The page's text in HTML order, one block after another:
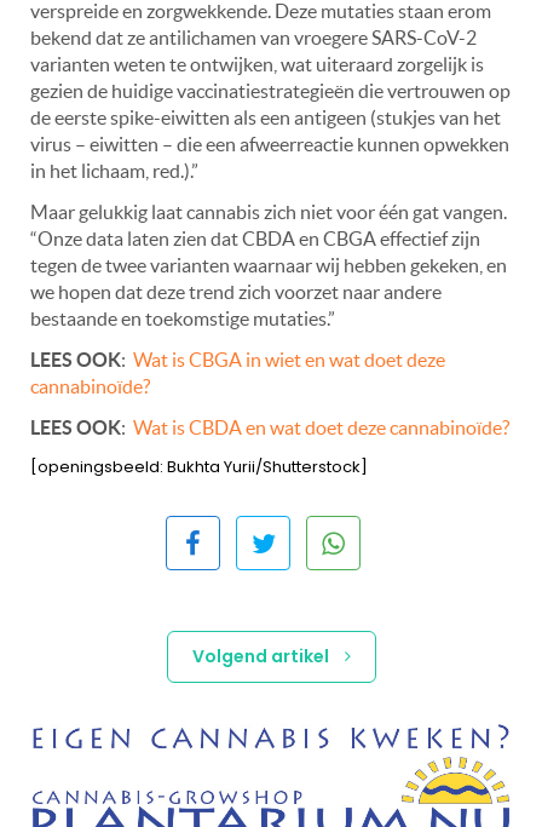
verspreide en zorgwekkende. Deze mutaties staan erom
bekend dat ze antilichamen van vroegere SARS-CoV-2
varianten weten te ontwijken, wat uiteraard zorgelijk is
gezien de huidige vaccinatiestrategieën die vertrouwen op
de eerste spike-eiwitten als een antigeen (stukjes van het
virus – eiwitten – die een afweerreactie kunnen opwekken
in het lichaam, red.).”
Maar gelukkig laat cannabis zich niet voor één gat vangen.
“Onze data laten zien dat CBDA en CBGA effectief zijn
tegen de twee varianten waarnaar wij hebben gekeken, en
we hopen dat deze trend zich voorzet naar andere
bestaande en toekomstige mutaties.”
LEES OOK: Wat is CBGA in wiet en wat doet deze
cannabinoïde?
LEES OOK: Wat is CBDA en wat doet deze cannabinoïde?
[openingsbeeld: Bukhta Yurii/Shutterstock]
Volgend artikel